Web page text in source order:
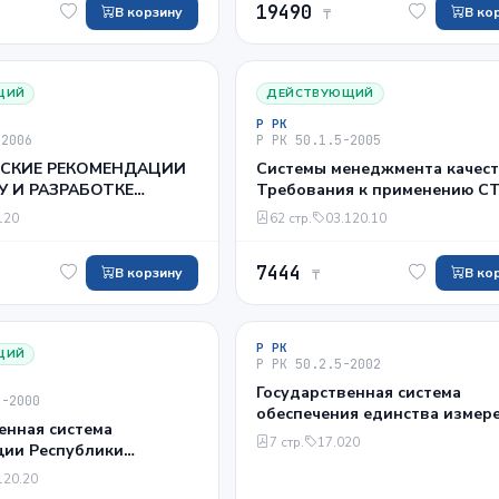
В корзину 19490₸ В
РЕКОМЕНДАЦИИ
И РАЗРАБОТКЕ
В корзину
ДЕЙСТВУЮЩИЙ
Р РК
Р РК 50.1.5-2005
Системы менеджмента
Требования к применению
ИСО 9001 в государственных
органах Республики Казахстан
62 стр. 03.120.10
7444₸ В
система
Республики
работ по
продукции и услуг -
Р РК
Р РК 50.2.5-2002
Государственная система
обеспечения единства
Республики Казахстан.
положение о
7 стр. 17.020